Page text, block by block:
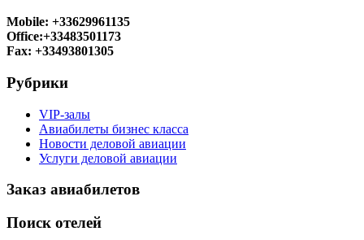
Mobile: +33629961135
Office:+33483501173
Fax: +33493801305
Рубрики
VIP-залы
Авиабилеты бизнес класса
Новости деловой авиации
Услуги деловой авиации
Заказ авиабилетов
Поиск отелей